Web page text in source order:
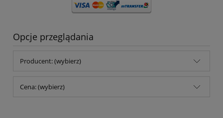
Opcje przeglądania
Producent: (wybierz)
Cena: (wybierz)